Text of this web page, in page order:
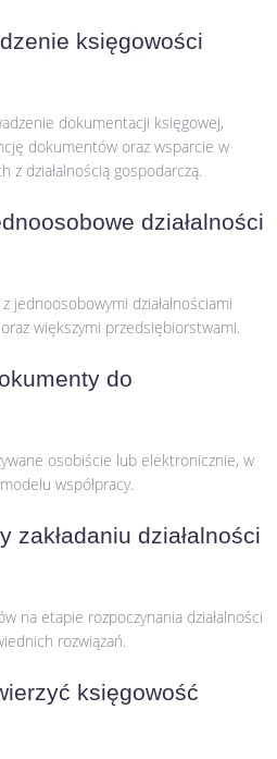
księgowości
dokumentacji księgowej,
dokumentów oraz wsparcie w
z działalnością gospodarczą.
działalności
jednoosobowymi działalnościami
większymi przedsiębiorstwami.
do
osobiście lub elektronicznie, w
współpracy.
zakładaniu działalności
na etapie rozpoczynania działalności
rozwiązań.
księgowość